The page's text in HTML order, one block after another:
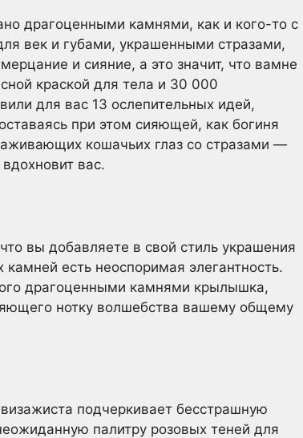
драгоценными камнями, как и кого-то с
век и губами, украшенными стразами,
и сияние, а это значит, что вамне
краской для тела и 30 000
для вас 13 ослепительных идей,
при этом сияющей, как богиня
кошачьих глаз со стразами —
вас.
вы добавляете в свой стиль украшения
есть неоспоримая элегантность.
драгоценными камнями крылышка,
нотку волшебства вашему общему
подчеркивает бесстрашную
палитру розовых теней для